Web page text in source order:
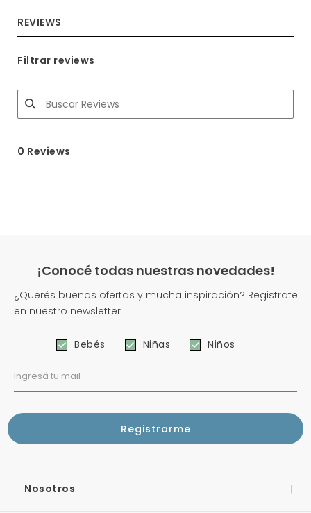
REVIEWS
Filtrar reviews
0 Reviews
¡Conocé todas nuestras novedades!
¿Querés buenas ofertas y mucha inspiración? Registrate
en nuestro newsletter
Bebés Niñas Niños
Nosotros